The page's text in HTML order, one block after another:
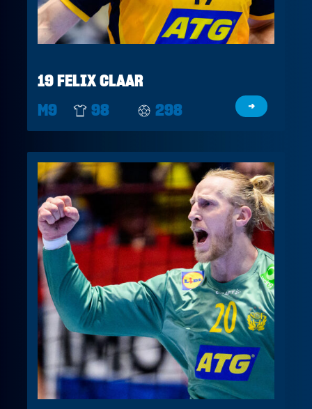
19 FELIX CLAAR
M9
98 298 →